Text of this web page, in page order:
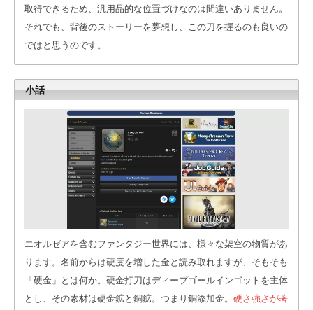
取得できるため、汎用品的な位置づけなのは間違いありません。
それでも、背後のストーリーを夢想し、この刀を握るのも良いの
ではと思うのです。
小話
エオルゼアを含むファンタジー世界には、様々な架空の物質があ
ります。名前からは硬度を増した金と読み取れますが、そもそも
「硬金」とは何か。硬金打刀はディープゴールインゴットを主体
とし、その素材は硬金鉱と銅鉱。つまり銅添加金。 硬さ強さが著